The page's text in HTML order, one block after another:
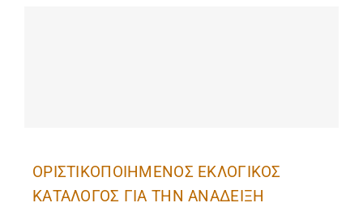
ΟΡΙΣΤΙΚΟΠΟΙΗΜΕΝΟΣ ΕΚΛΟΓΙΚΟΣ
ΚΑΤΑΛΟΓΟΣ ΓΙΑ ΤΗΝ ΑΝΑΔΕΙΞΗ